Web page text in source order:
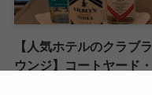
【人気ホテルのクラブラ
ウンジ】コートヤード・